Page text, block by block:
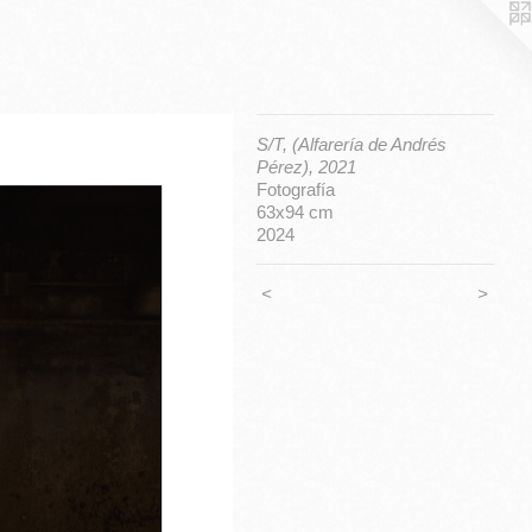
S/T, (Alfarería de Andrés
Pérez), 2021
Fotografía
63x94 cm
2024
< >